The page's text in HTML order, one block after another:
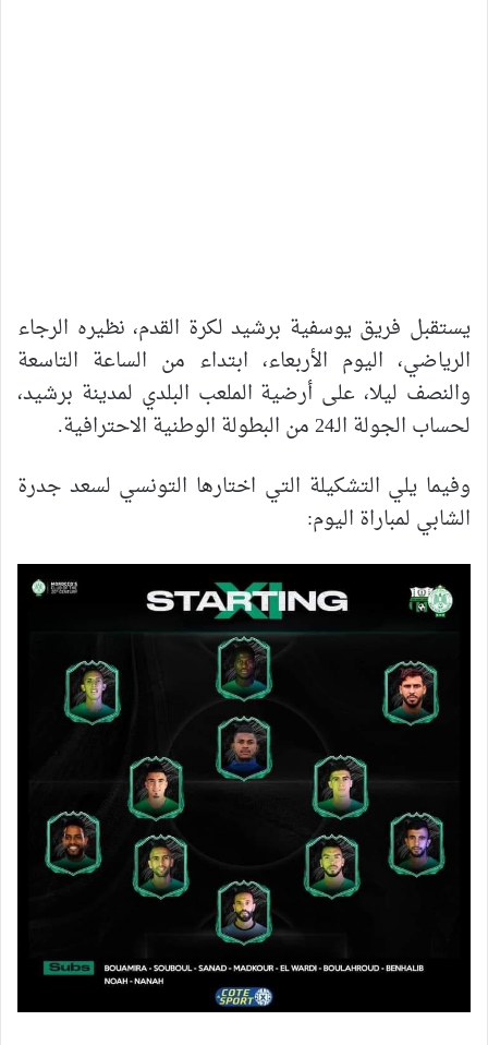
يستقبل فريق يوسفية برشيد لكرة القدم، نظيره الرجاء
الرياضي، اليوم الأربعاء، ابتداء من الساعة التاسعة
والنصف ليلا، على أرضية الملعب البلدي لمدينة برشيد،
لحساب الجولة الـ24 من البطولة الوطنية الاحترافية.
وفيما يلي التشكيلة التي اختارها التونسي لسعد جدرة
الشابي لمباراة اليوم: